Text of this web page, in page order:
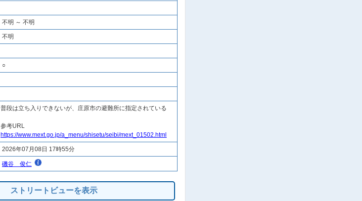
不明 ～ 不明
不明
○
普段は立ち入りできないが、庄原市の避難所に指定されている
参考URL
https://www.mext.go.jp/a_menu/shisetu/seibi/mext_01502.html
2026年07月08日 17時55分
磯谷 俊仁
ストリートビューを表示